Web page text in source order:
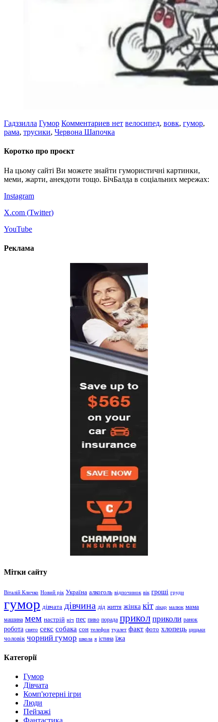
Гадззилла Гумор Комментариев нет велосипед, вовк, гумор,
рама, трусики, Червона Шапочка
Коротко про проєкт
На цьому сайті Ви можете знайти гумористичні картинки,
меми, жарти, анекдоти тощо. БічБалда в соціальних мережах:
Instagram
X.com (Twitter)
YouTube
Реклама
Мітки сайту
Віталій Кличко Новий рік Україна алкоголь відпочинок вік гроші груди
гумор дівчата дівчина дід життя жінка кіт лікар малюк мама
машина мем настрій ніч пес пиво порада прикол приколи ранок
робота свято секс собака сон телефон туалет факт фото хлопець цицьки
чоловік чорний гумор школа я істина їжа
Категорії
Гумор
Дівчата
Комп'ютерні ігри
Люди
Пейзажі